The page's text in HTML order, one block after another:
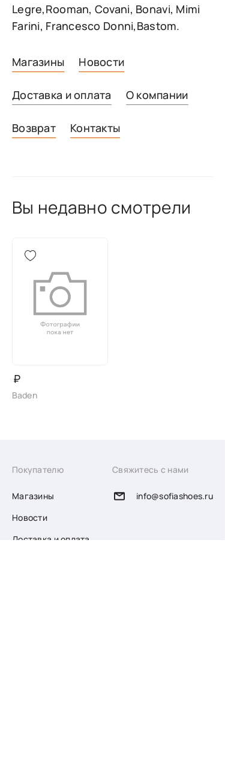
Магазины Новости
Доставка и оплата О компании
Возврат Контакты
Legre,Rooman, Covani, Bonavi, Mimi
Farini, Francesco Donni,Bastom.
Вы недавно смотрели
₽
Baden
Покупателю
Магазины
Новости
Доставка и оплата
Свяжитесь с нами
info@sofiashoes.ru